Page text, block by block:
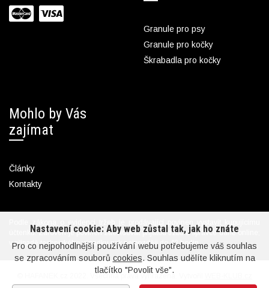
Nastavení cookie: Aby web zůstal tak, jak ho znáte
Pro co nejpohodlnější používání webu potřebujeme váš souhlas
se zpracováním souborů cookies. Souhlas udělíte kliknutím na
tlačítko "Povolit vše".
Granule pro psy
Granule pro kočky
Škrabadla pro kočky
Mohlo by Vás
zajímat
Články
Kontakty
Podle zákona o evidenci tržeb je prodávající povinen vystavit kupujícímu
účtenku. Zároveň je povinen zaevidovat přijatou tržbu u správce daně online;
v případě technického výpadku pak nejpozději do 48 hodin.
© HAFANEK.cz 2022. Všechna práva vyhrazena. Vytvořil